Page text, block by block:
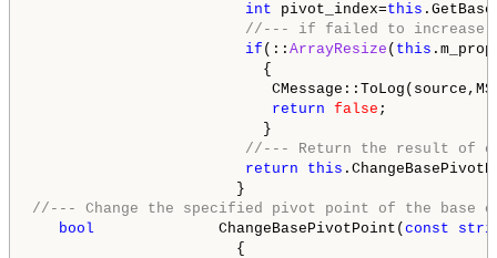
int pivot_index=this
//--- if failed to increase
if (:: ArrayResize ( this
{
return false ;
}
//--- Return the result of
return
this
//--- Change the specified pivot point of the base
bool ChangeBasePivotPoint( const
{